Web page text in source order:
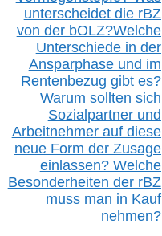
unterscheidet die rBZ
von der bOLZ?Welche
Unterschiede in der
Ansparphase und im
Rentenbezug gibt es?
Warum sollten sich
Sozialpartner und
Arbeitnehmer auf diese
neue Form der Zusage
einlassen? Welche
Besonderheiten der rBZ
muss man in Kauf
nehmen?